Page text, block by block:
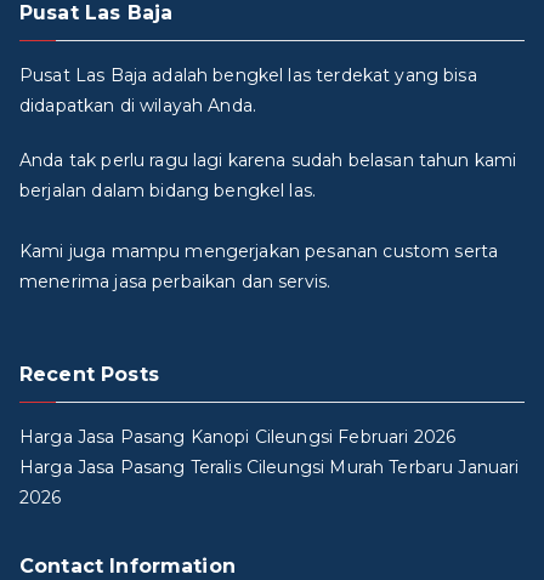
Pusat Las Baja
Pusat Las Baja adalah bengkel las terdekat yang bisa
didapatkan di wilayah Anda.
Anda tak perlu ragu lagi karena sudah belasan tahun kami
berjalan dalam bidang bengkel las.
Kami juga mampu mengerjakan pesanan custom serta
menerima jasa perbaikan dan servis.
Recent Posts
Harga Jasa Pasang Kanopi Cileungsi Februari 2026
Harga Jasa Pasang Teralis Cileungsi Murah Terbaru Januari
2026
Contact Information